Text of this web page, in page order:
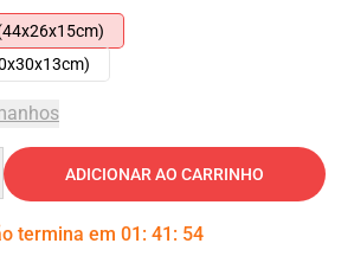
ADICIONAR AO CARRINHO
termina em 01 : 41 : 54